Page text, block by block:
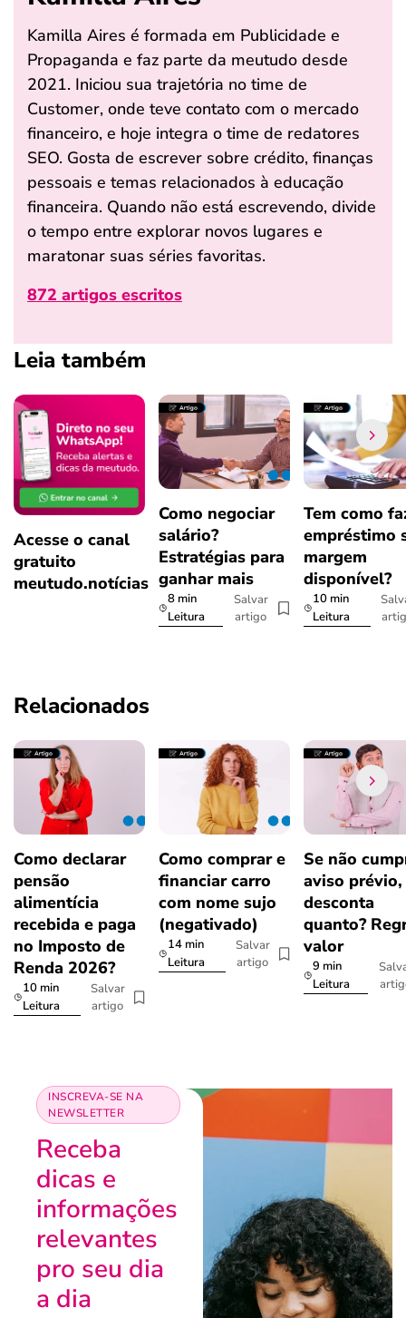
Kamilla Aires é formada em Publicidade e
Propaganda e faz parte da meutudo desde
2021. Iniciou sua trajetória no time de
Customer, onde teve contato com o mercado
financeiro, e hoje integra o time de redatores
SEO. Gosta de escrever sobre crédito, finanças
pessoais e temas relacionados à educação
financeira. Quando não está escrevendo, divide
o tempo entre explorar novos lugares e
maratonar suas séries favoritas.
872 artigos escritos
Leia também
Acesse o canal
gratuito
meutudo.notícias
Como negociar
salário?
Estratégias para
ganhar mais
8 min
Leitura
Salvar
artigo
Tem como
empréstimo
margem
disponível?
10 min
Leitura
Relacionados
Como declarar
pensão
alimentícia
recebida e paga
no Imposto de
Renda 2026?
10 min
Leitura
Salvar
artigo
Como comprar e
financiar carro
com nome sujo
(negativado)
14 min
Leitura
Salvar
artigo
Se não
aviso prévio,
desconta
quanto?
valor
9 min
Leitura
INSCREVA-SE NA
NEWSLETTER
Receba
dicas e
informações
relevantes
pro seu dia
a dia